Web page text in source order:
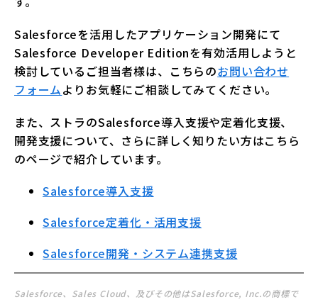
Salesforceを活用したアプリケーション開発にて
Salesforce Developer Editionを有効活用しようと
検討しているご担当者様は、こちらのお問い合わせ
フォームよりお気軽にご相談してみてください。
また、ストラのSalesforce導入支援や定着化支援、
開発支援について、さらに詳しく知りたい方はこちら
のページで紹介しています。
Salesforce導入支援
Salesforce定着化・活用支援
Salesforce開発・システム連携支援
Salesforce、Sales Cloud、及びその他はSalesforce, Inc.の商標で